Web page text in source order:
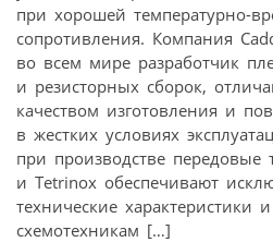
при хорошей температурно-
сопротивления. Компания
во всем мире разработчик
и резисторных сборок,
качеством изготовления и
в жестких условиях
при производстве передовые
и Tetrinox обеспечивают
технические характеристики
схемотехникам […]